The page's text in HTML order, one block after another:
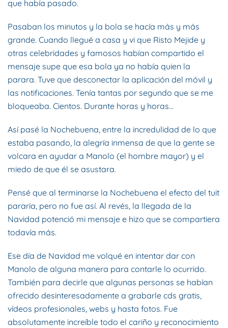
que había pasado.
Pasaban los minutos y la bola se hacía más y más
grande. Cuando llegué a casa y vi que Risto Mejide y
otras celebridades y famosos habían compartido el
mensaje supe que esa bola ya no había quien la
parara. Tuve que desconectar la aplicación del móvil y
las notificaciones. Tenía tantas por segundo que se me
bloqueaba. Cientos. Durante horas y horas…
Así pasé la Nochebuena, entre la incredulidad de lo que
estaba pasando, la alegría inmensa de que la gente se
volcara en ayudar a Manolo (el hombre mayor) y el
miedo de que él se asustara.
Pensé que al terminarse la Nochebuena el efecto del tuit
pararía, pero no fue así. Al revés, la llegada de la
Navidad potenció mi mensaje e hizo que se compartiera
todavía más.
Ese día de Navidad me volqué en intentar dar con
Manolo de alguna manera para contarle lo ocurrido.
También para decirle que algunas personas se habían
ofrecido desinteresadamente a grabarle cds gratis,
vídeos profesionales, webs y hasta fotos. Fue
absolutamente increíble todo el cariño y reconocimiento